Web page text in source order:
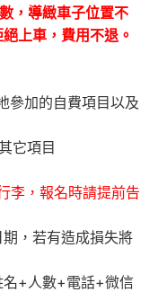
，導緻車子位置不
上車，費用不退。
參加的自費項目以及
它項目
李，報名時請提前告
期，若有造成損失將
名+人數+電話+微信